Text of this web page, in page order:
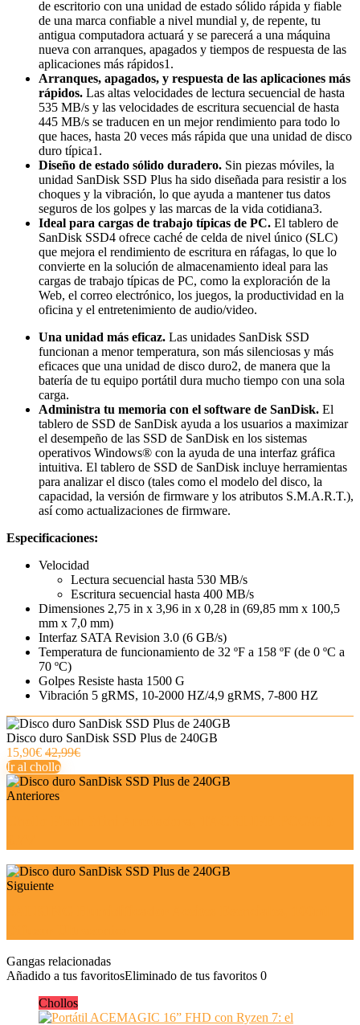
de escritorio con una unidad de estado sólido rápida y fiable
de una marca confiable a nivel mundial y, de repente, tu
antigua computadora actuará y se parecerá a una máquina
nueva con arranques, apagados y tiempos de respuesta de las
aplicaciones más rápidos1.
Arranques, apagados, y respuesta de las aplicaciones más
rápidos. Las altas velocidades de lectura secuencial de hasta
535 MB/s y las velocidades de escritura secuencial de hasta
445 MB/s se traducen en un mejor rendimiento para todo lo
que haces, hasta 20 veces más rápida que una unidad de disco
duro típica1.
Diseño de estado sólido duradero. Sin piezas móviles, la
unidad SanDisk SSD Plus ha sido diseñada para resistir a los
choques y la vibración, lo que ayuda a mantener tus datos
seguros de los golpes y las marcas de la vida cotidiana3.
Ideal para cargas de trabajo típicas de PC. El tablero de
SanDisk SSD4 ofrece caché de celda de nivel único (SLC)
que mejora el rendimiento de escritura en ráfagas, lo que lo
convierte en la solución de almacenamiento ideal para las
cargas de trabajo típicas de PC, como la exploración de la
Web, el correo electrónico, los juegos, la productividad en la
oficina y el entretenimiento de audio/video.
Una unidad más eficaz. Las unidades SanDisk SSD
funcionan a menor temperatura, son más silenciosas y más
eficaces que una unidad de disco duro2, de manera que la
batería de tu equipo portátil dura mucho tiempo con una sola
carga.
Administra tu memoria con el software de SanDisk. El
tablero de SSD de SanDisk ayuda a los usuarios a maximizar
el desempeño de las SSD de SanDisk en los sistemas
operativos Windows® con la ayuda de una interfaz gráfica
intuitiva. El tablero de SSD de SanDisk incluye herramientas
para analizar el disco (tales como el modelo del disco, la
capacidad, la versión de firmware y los atributos S.M.A.R.T.),
así como actualizaciones de firmware.
Especificaciones:
Velocidad
Lectura secuencial hasta 530 MB/s
Escritura secuencial hasta 400 MB/s
Dimensiones 2,75 in x 3,96 in x 0,28 in (69,85 mm x 100,5
mm x 7,0 mm)
Interfaz SATA Revision 3.0 (6 GB/s)
Temperatura de funcionamiento de 32 ºF a 158 ºF (de 0 ºC a
70 ºC)
Golpes Resiste hasta 1500 G
Vibración 5 gRMS, 10-2000 HZ/4,9 gRMS, 7-800 HZ
Disco duro SanDisk SSD Plus de 240GB
15,90€ 42,99€
Ir al chollo
Anteriores
Siguiente
Gangas relacionadas
Añadido a tus favoritosEliminado de tus favoritos 0
Chollos